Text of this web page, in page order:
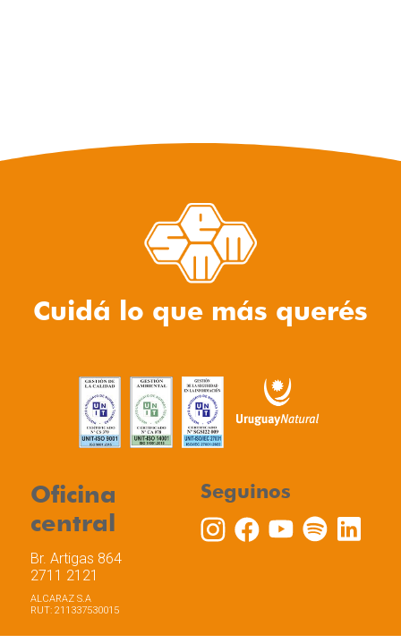
Cuidá lo que más querés
Oficina
central
Br. Artigas 864
2711 2121
ALCARAZ S.A
RUT: 211337530015
Seguinos